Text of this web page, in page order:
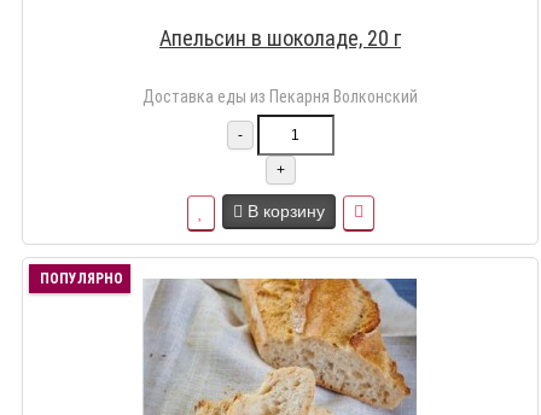
Апельсин в шоколаде, 20 г
Доставка еды из Пекарня Волконский
-
+
В корзину
ПОПУЛЯРНО